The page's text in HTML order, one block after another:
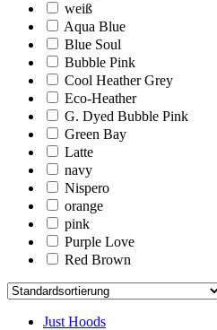
weiß
Aqua Blue
Blue Soul
Bubble Pink
Cool Heather Grey
Eco-Heather
G. Dyed Bubble Pink
Green Bay
Latte
navy
Nispero
orange
pink
Purple Love
Red Brown
Just Hoods